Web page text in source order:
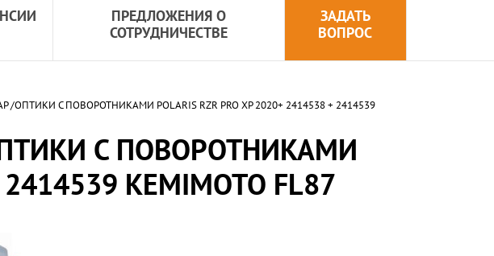
ПРЕДЛОЖЕНИЯ О
СОТРУДНИЧЕСТВЕ
ЗАДАТЬ
ВОПРОС
С ПОВОРОТНИКАМИ POLARIS RZR PRO XP 2020+ 2414538 + 2414539
С ПОВОРОТНИКАМИ
KEMIMOTO FL87